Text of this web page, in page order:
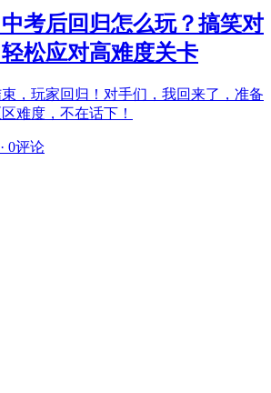
中考后回归怎么玩？搞笑对
松应对高难度关卡
束，玩家回归！对手们，我回来了，准备
难度，不在话下！
· 0评论